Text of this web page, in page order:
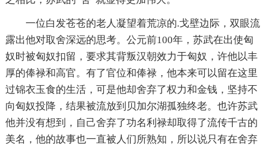
一位白发苍苍的老人凝望着荒凉的.戈壁边际，双眼流
露出他对取舍深远的思考。公元前100年，苏武在出使匈
奴时被匈奴扣留，要求其背叛汉朝效力于匈奴，许他以丰
厚的俸禄和高官。有了官位和俸禄，他本来可以留在这里
过锦衣玉食的生活，可是他却舍弃了权力和金钱，坚持不
向匈奴投降，结果被流放到贝加尔湖孤独终老。也许苏武
他并没有想到，自己舍弃了功名利禄却取得了流传千古的
美名，他的故事也一直被人们所熟知，所以说只有在舍弃